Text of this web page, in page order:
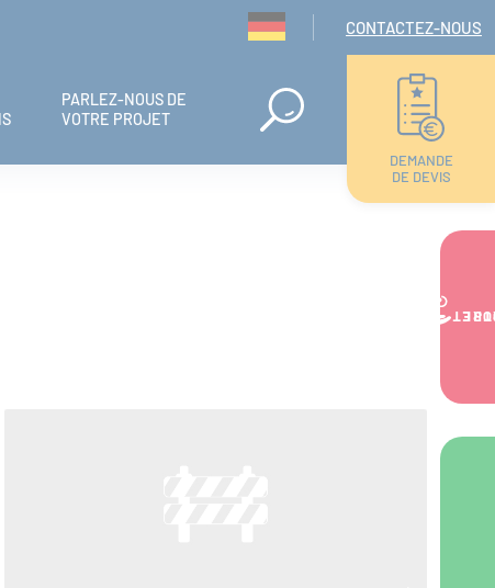
Navigation
CONTACTEZ-NOUS
PARLEZ-NOUS DE
VOTRE PROJET
DEMANDE
DE DEVIS
VOTRE